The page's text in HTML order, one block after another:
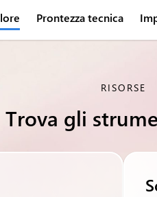
Prontezza tecnica
RISORSE
Trova gli